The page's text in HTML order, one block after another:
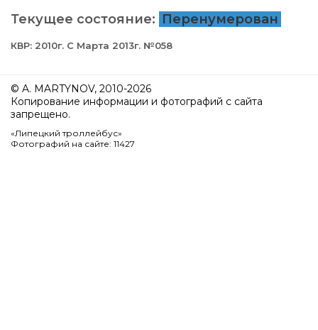
Текущее состояние: Перенумерован
КВР: 2010г. С Марта 2013г. №058
© A. MARTYNOV, 2010-2026
Копирование информации и фотографий с сайта
запрещено.
«Липецкий троллейбус»
Фотографий на сайте: 11427